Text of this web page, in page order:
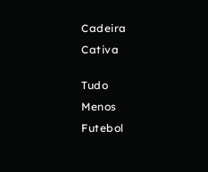
Cadeira
Cativa
Tudo
Menos
Futebol